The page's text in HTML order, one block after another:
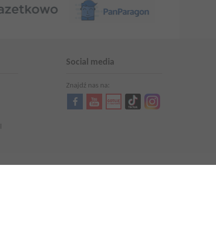
Social media
Znajdź nas na: